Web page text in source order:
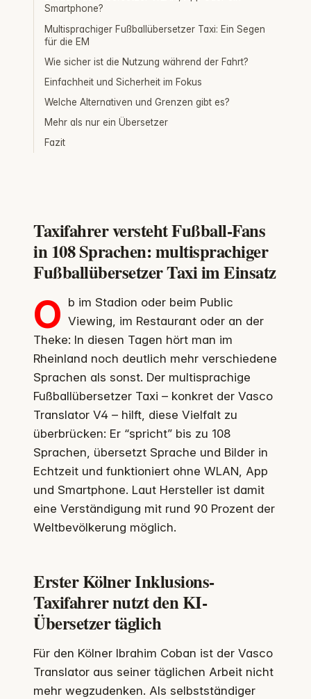
Smartphone?
Multisprachiger Fußballübersetzer Taxi: Ein Segen
für die EM
Wie sicher ist die Nutzung während der Fahrt?
Einfachheit und Sicherheit im Fokus
Welche Alternativen und Grenzen gibt es?
Mehr als nur ein Übersetzer
Fazit
Taxifahrer versteht Fußball-Fans
in 108 Sprachen: multisprachiger
Fußballübersetzer Taxi im Einsatz
O b im Stadion oder beim Public
Viewing, im Restaurant oder an der
Theke: In diesen Tagen hört man im
Rheinland noch deutlich mehr verschiedene
Sprachen als sonst. Der multisprachige
Fußballübersetzer Taxi – konkret der Vasco
Translator V4 – hilft, diese Vielfalt zu
überbrücken: Er “spricht” bis zu 108
Sprachen, übersetzt Sprache und Bilder in
Echtzeit und funktioniert ohne WLAN, App
und Smartphone. Laut Hersteller ist damit
eine Verständigung mit rund 90 Prozent der
Weltbevölkerung möglich.
Erster Kölner Inklusions-
Taxifahrer nutzt den KI-
Übersetzer täglich
Für den Kölner Ibrahim Coban ist der Vasco
Translator aus seiner täglichen Arbeit nicht
mehr wegzudenken. Als selbstständiger